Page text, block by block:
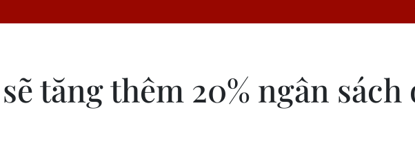
tăng thêm 20% ngân